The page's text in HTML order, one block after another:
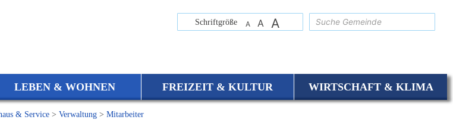
Schriftgröße A A A
LEBEN & WOHNEN FREIZEIT & KULTUR WIRTSCHAFT & KLIMA
& Service > Verwaltung > Mitarbeiter